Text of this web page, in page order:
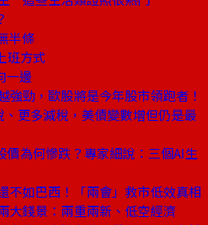
半條
班方式
一邊
強勁，歐股將是今年股市領跑者！
、更多減稅，美債變數增但仍是最
價為何慘跌？專家細說：三個AI生
不如巴西！「兩會」救市低效真相
大錢景：兩重兩新、低空經濟